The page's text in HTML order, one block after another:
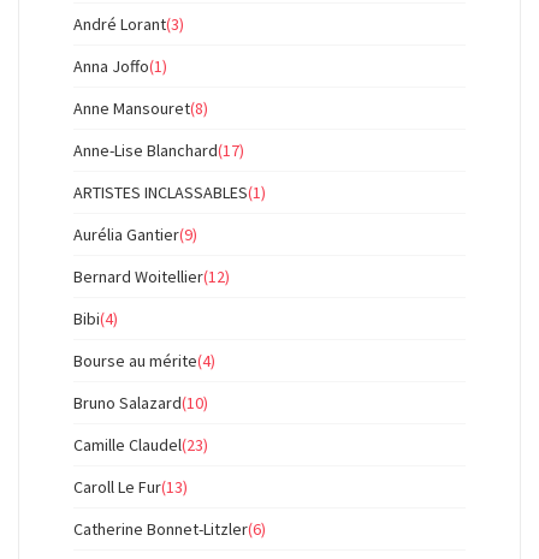
André Lorant(3)
Anna Joffo(1)
Anne Mansouret(8)
Anne-Lise Blanchard(17)
ARTISTES INCLASSABLES(1)
Aurélia Gantier(9)
Bernard Woitellier(12)
Bibi(4)
Bourse au mérite(4)
Bruno Salazard(10)
Camille Claudel(23)
Caroll Le Fur(13)
Catherine Bonnet-Litzler(6)